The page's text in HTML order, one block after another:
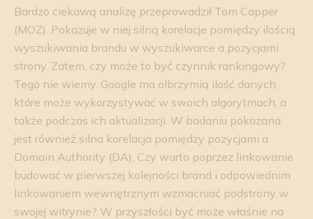
Bardzo ciekawą analizę przeprowadził Tom Capper
(MOZ). Pokazuje w niej silną korelacje pomiędzy ilością
wyszukiwania brandu w wyszukiwarce a pozycjami
strony. Zatem, czy może to być czynnik rankingowy?
Tego nie wiemy. Google ma olbrzymią ilość danych,
które może wykorzystywać w swoich algorytmach, a
także podczas ich aktualizacji. W badaniu pokazana
jest również silna korelacja pomiędzy pozycjami a
Domain Authority (DA). Czy warto poprzez linkowanie
budować w pierwszej kolejności brand i odpowiednim
linkowaniem wewnętrznym wzmacniać podstrony w
swojej witrynie? W przyszłości być może właśnie na